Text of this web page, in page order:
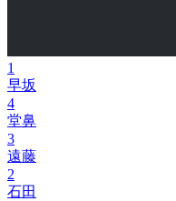
1
早坂
4
堂鼻
3
遠藤
2
石田